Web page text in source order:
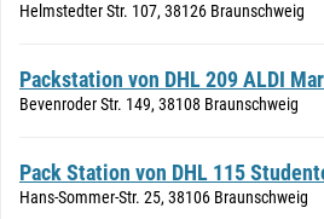
Helmstedter Str. 107, 38126 Braunschweig
Packstation von DHL 209 ALDI
Bevenroder Str. 149, 38108 Braunschweig
Pack Station von DHL 115
Hans-Sommer-Str. 25, 38106 Braunschweig